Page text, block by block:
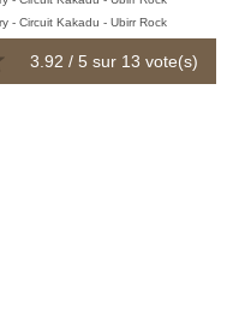
3.92 / 5 sur 13 vote(s)